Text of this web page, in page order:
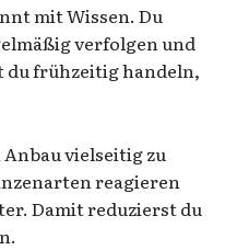
mit Wissen. Du
verfolgen und
du frühzeitig handeln,
vielseitig zu
reagieren
Damit reduzierst du